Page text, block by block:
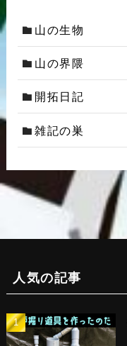
山の生物
山の界隈
開拓日記
雑記の巣
人気の記事